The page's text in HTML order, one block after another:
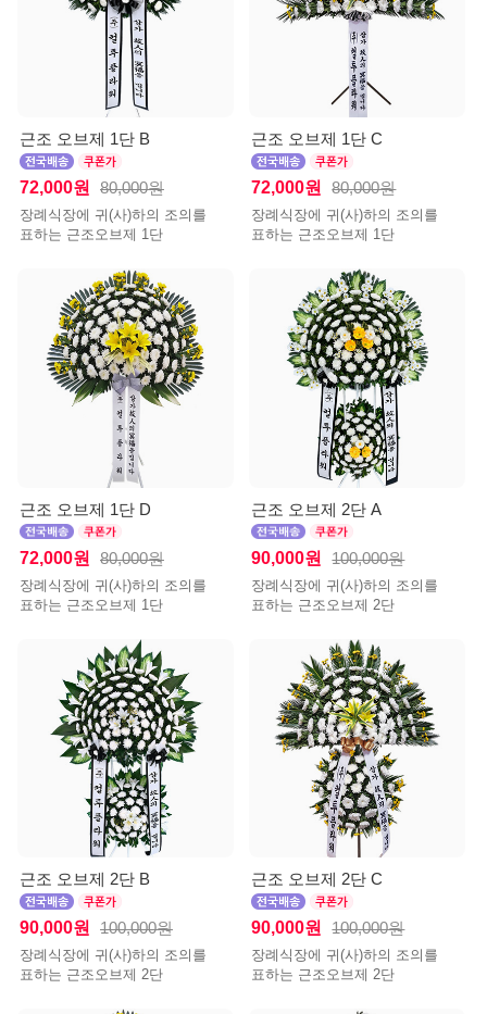
근조 오브제 1단 B
72,000원 80,000원
장례식장에 귀(사)하의 조의를
표하는 근조오브제 1단
근조 오브제 1단 C
72,000원 80,000원
장례식장에 귀(사)하의 조의를
표하는 근조오브제 1단
근조 오브제 1단 D
72,000원 80,000원
장례식장에 귀(사)하의 조의를
표하는 근조오브제 1단
근조 오브제 2단 A
90,000원 100,000원
장례식장에 귀(사)하의 조의를
표하는 근조오브제 2단
근조 오브제 2단 B
90,000원 100,000원
장례식장에 귀(사)하의 조의를
표하는 근조오브제 2단
근조 오브제 2단 C
90,000원 100,000원
장례식장에 귀(사)하의 조의를
표하는 근조오브제 2단